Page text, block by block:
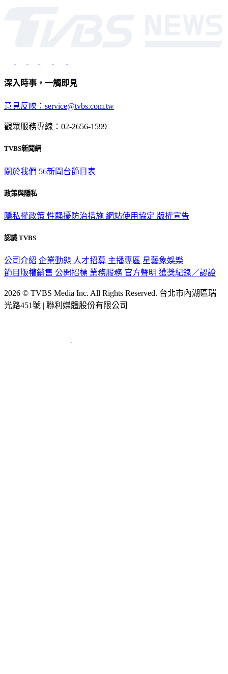
深入時事，一觸即見
意見反映：service@tvbs.com.tw
觀眾服務專線：02-2656-1599
TVBS新聞網
關於我們 56新聞台節目表
政策與隱私
隱私權政策 性騷擾防治措施 網站使用協定 版權宣告
認識 TVBS
公司介紹 企業動態 人才招募 主播專區 星藝象娛樂
節目版權銷售 公開招標 業務服務 官方聲明 獲獎紀錄／認證
2026 © TVBS Media Inc. All Rights Reserved. 台北市內湖區瑞
光路451號 | 聯利媒體股份有限公司